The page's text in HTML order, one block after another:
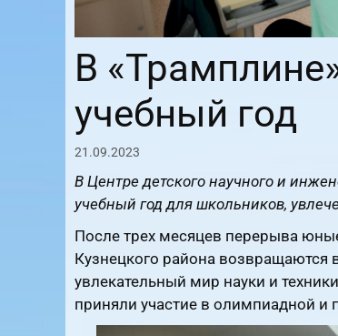
В
учебный год
21.09.2023
В Центре детского научного и
учебный год для школьников,
После трех месяцев перерыва
Кузнецкого района возвращаются
увлекательный мир науки и
приняли участие в олимпиадной